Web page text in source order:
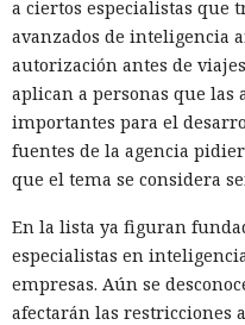
a ciertos especialistas que
avanzados de inteligencia
autorización antes de
aplican a personas que las
importantes para el
fuentes de la agencia
que el tema se considera
En la lista ya figuran
especialistas en
empresas. Aún se
afectarán las restricciones